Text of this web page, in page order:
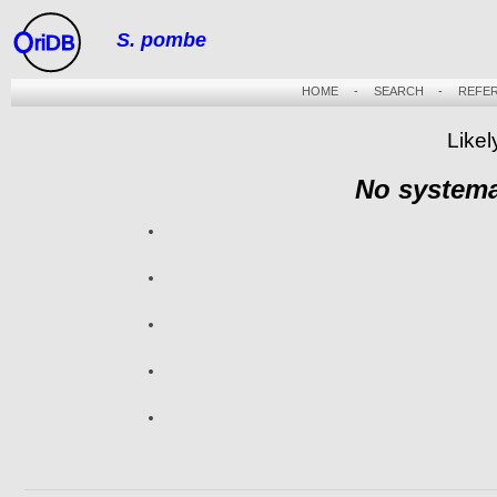
riDB S. pombe
HOME- SEARCH -
No